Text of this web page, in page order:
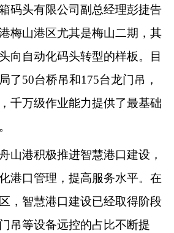
头有限公司副总经理彭捷告
梅山港区尤其是梅山二期，其
向自动化码头转型的样板。目
了50台桥吊和175台龙门吊，
千万级作业能力提供了最基础
港积极推进智慧港口建设，
港口管理，提高服务水平。在
，智慧港口建设已经取得阶段
吊等设备远控的占比不断提